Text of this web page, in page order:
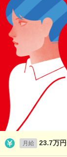
月給 23.7万